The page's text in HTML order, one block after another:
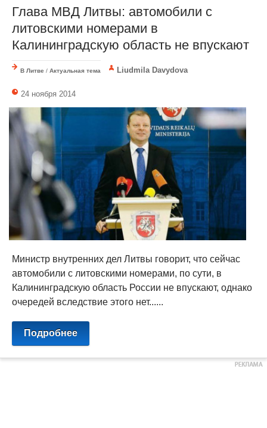
Глава МВД Литвы: автомобили с
литовскими номерами в
Калининградскую область не впускают
В Литве / Актуальная тема Liudmila Davydova
24 ноября 2014
Министр внутренних дел Литвы говорит, что сейчас
автомобили с литовскими номерами, по сути, в
Калининградскую область России не впускают, однако
очередей вследствие этого нет......
Подробнее